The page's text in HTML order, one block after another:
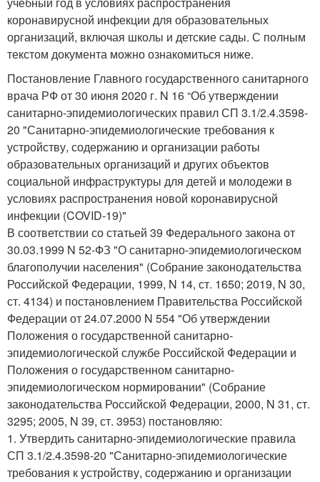
коронавирусной инфекции для образовательных
организаций, включая школы и детские сады. С полным
текстом документа можно ознакомиться ниже.
Постановление Главного государственного санитарного
врача РФ от 30 июня 2020 г. N 16 “Об утверждении
санитарно-эпидемиологических правил СП 3.1/2.4.3598-
20 "Санитарно-эпидемиологические требования к
устройству, содержанию и организации работы
образовательных организаций и других объектов
социальной инфраструктуры для детей и молодежи в
условиях распространения новой коронавирусной
инфекции (COVID-19)"
В соответствии со статьей 39 Федерального закона от
30.03.1999 N 52-ФЗ "О санитарно-эпидемиологическом
благополучии населения" (Собрание законодательства
Российской Федерации, 1999, N 14, ст. 1650; 2019, N 30,
ст. 4134) и постановлением Правительства Российской
Федерации от 24.07.2000 N 554 "Об утверждении
Положения о государственной санитарно-
эпидемиологической службе Российской Федерации и
Положения о государственном санитарно-
эпидемиологическом нормировании" (Собрание
законодательства Российской Федерации, 2000, N 31, ст.
3295; 2005, N 39, ст. 3953) постановляю:
1. Утвердить санитарно-эпидемиологические правила
СП 3.1/2.4.3598-20 "Санитарно-эпидемиологические
требования к устройству, содержанию и организации